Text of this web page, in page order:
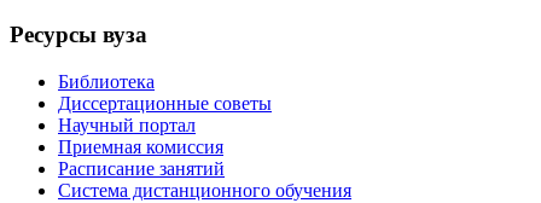
Ресурсы вуза
Библиотека
Диссертационные советы
Научный портал
Приемная комиссия
Расписание занятий
Система дистанционного обучения